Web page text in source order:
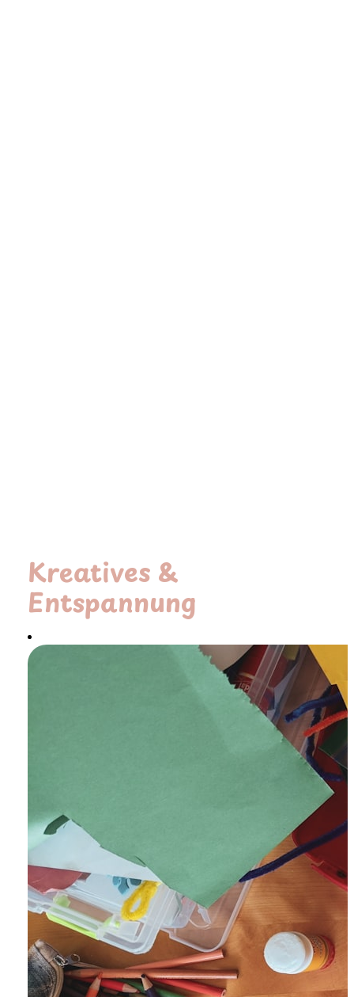
Kreatives &
Entspannung